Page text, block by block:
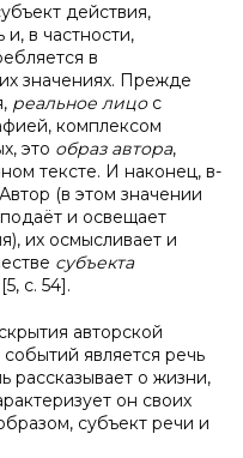
действия,
и, в частности,
в
значениях. Прежде
реальное лицос
комплексом
это образ автора,
тексте. И наконец, в-
(в этом значении
и освещает
их осмысливает и
субъекта
c. 54].
авторской
является речь
рассказывает о жизни,
он своих
субъект речи и